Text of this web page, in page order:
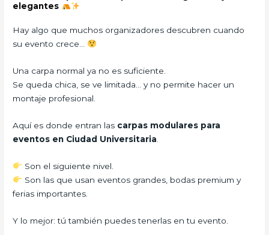
elegantes
Hay algo que muchos organizadores descubren cuando
su evento crece…
Una carpa normal ya no es suficiente.
Se queda chica, se ve limitada… y no permite hacer un
montaje profesional.
Aquí es donde entran las carpas modulares para
eventos en Ciudad Universitaria
Son el siguiente nivel.
Son las que usan eventos grandes, bodas premium y
ferias importantes.
Y lo mejor: tú también puedes tenerlas en tu evento.